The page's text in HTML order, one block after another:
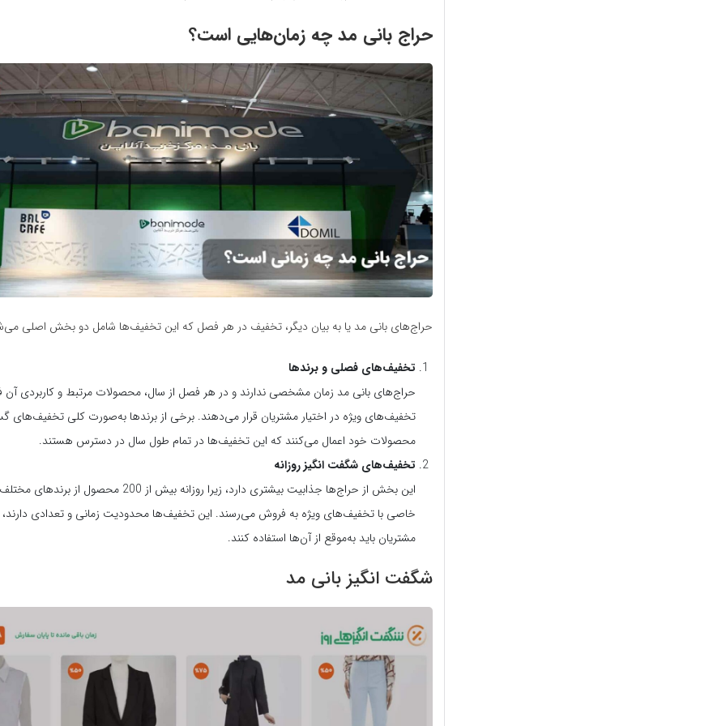
حراج بانی مد چه زمان‌هایی است؟
حراج‌های بانی مد یا به بیان دیگر، تخفیف در هر فصل که این تخفیف‌ها شامل دو بخش اصلی
تخفیف‌های فصلی و برندها
حراج‌های بانی مد زمان مشخصی ندارند و در هر فصل از سال، محصولات مرتبط و کاربردی آن
تخفیف‌های ویژه در اختیار مشتریان قرار می‌دهند. برخی از برندها به‌صورت کلی تخفیف‌های
محصولات خود اعمال می‌کنند که این تخفیف‌ها در تمام طول سال در دسترس هستند.
تخفیف‌های شگفت انگیز روزانه
این بخش از حراج‌ها جذابیت بیشتری دارد، زیرا روزانه بیش از 200
خاصی با تخفیف‌های ویژه به فروش می‌رسند. این تخفیف‌ها محدودیت زمانی و تعدادی دارند،
مشتریان باید به‌موقع از آن‌ها استفاده کنند.
شگفت انگیز بانی مد